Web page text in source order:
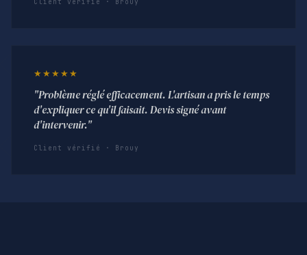
Client vérifié · Brouy
★★★★★
"Problème réglé efficacement. L'artisan a pris le temps
d'expliquer ce qu'il faisait. Devis signé avant
d'intervenir."
Client vérifié · Brouy